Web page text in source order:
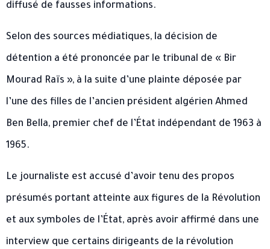
diffusé de fausses informations.
Selon des sources médiatiques, la décision de
détention a été prononcée par le tribunal de « Bir
Mourad Raïs », à la suite d’une plainte déposée par
l’une des filles de l’ancien président algérien Ahmed
Ben Bella, premier chef de l’État indépendant de 1963 à
1965.
Le journaliste est accusé d’avoir tenu des propos
présumés portant atteinte aux figures de la Révolution
et aux symboles de l’État, après avoir affirmé dans une
interview que certains dirigeants de la révolution